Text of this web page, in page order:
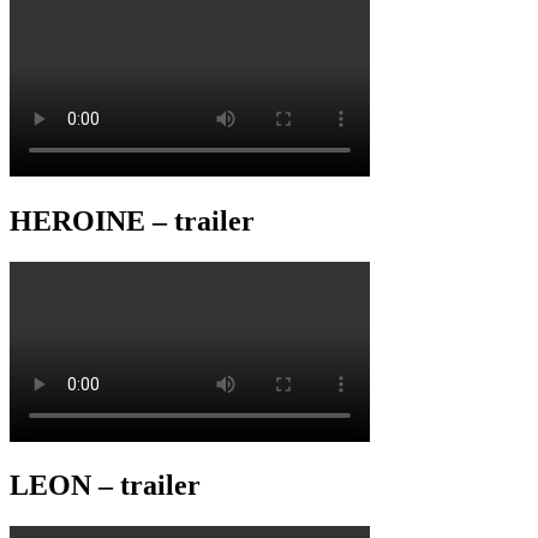
HEROINE – trailer
LEON – trailer